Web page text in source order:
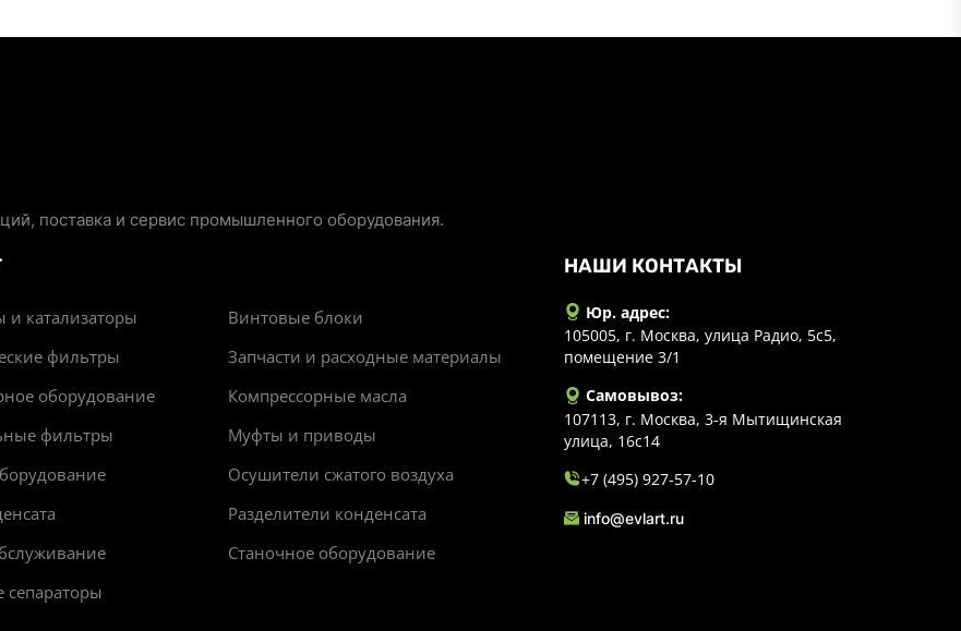
поставка и сервис промышленного оборудования.
и катализаторы
Винтовые блоки
фильтры
Запчасти и расходные материалы
оборудование
Компрессорные масла
фильтры
Муфты и приводы
Осушители сжатого воздуха
Разделители конденсата
Станочное оборудование
сепараторы
НАШИ КОНТАКТЫ
Юр. адрес:
105005, г. Москва, улица Радио, 5с5,
помещение 3/1
Самовывоз:
107113, г. Москва, 3-я Мытищинская
улица, 16с14
+7 (495) 927-57-10
info@evlart.ru